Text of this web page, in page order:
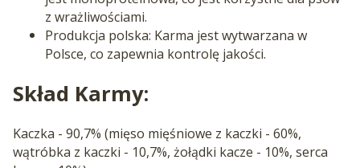
z wrażliwościami.
Produkcja polska: Karma jest wytwarzana w
Polsce, co zapewnia kontrolę jakości.
Skład Karmy:
Kaczka - 90,7% (mięso mięśniowe z kaczki - 60%,
wątróbka z kaczki - 10,7%, żołądki kacze - 10%, serca